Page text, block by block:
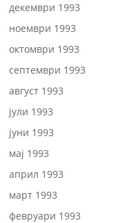
декември 1993
ноември 1993
октомври 1993
септември 1993
август 1993
јули 1993
јуни 1993
мај 1993
април 1993
март 1993
февруари 1993